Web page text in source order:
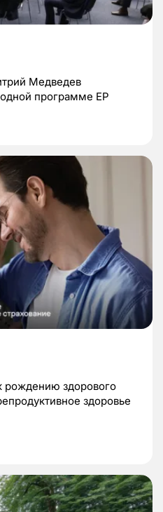
Медведев
программе ЕР
рождению здорового
здоровье